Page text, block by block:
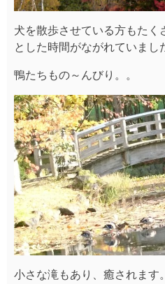
犬を散歩させている方もたく
とした時間がながれていまし
鴨たちもの～んびり。。
小さな滝もあり、癒されます。